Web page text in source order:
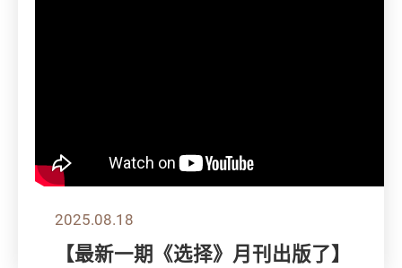
2025.08.18
【最新一期《选择》月刊出版了】